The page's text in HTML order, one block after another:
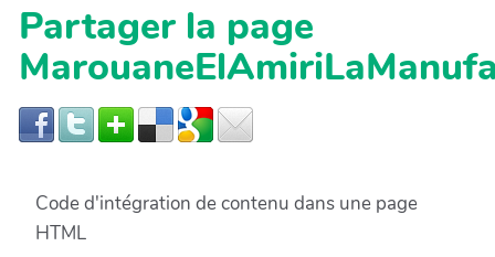
Partager la page
Code d'intégration de contenu dans une page
HTML